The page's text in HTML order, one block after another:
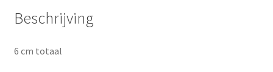
Beschrijving
6 cm totaal